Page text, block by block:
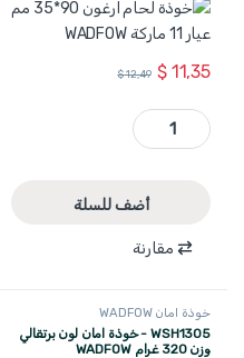
$11,35
$12,49
WWH2501 - خوذة لحام ارغون 90*35 مم عيار 11 ماركة WADFOW quantity
أضف للسلة
مقارنة
خوذة امان WADFOW
WSH1305 - خوذة امان لون برتقالي
وزن 320 غرام WADFOW